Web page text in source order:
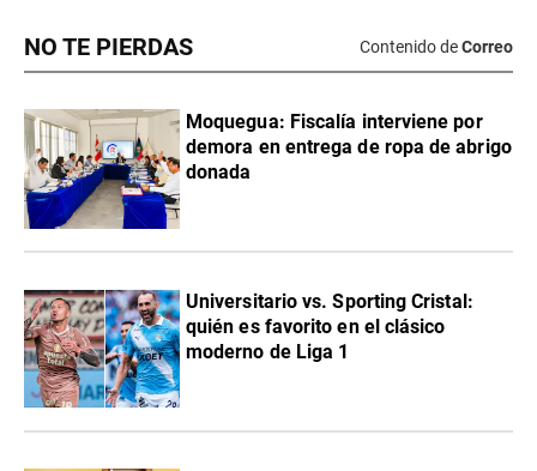
NO TE PIERDAS Contenido deCorreo
Moquegua: Fiscalía interviene por
demora en entrega de ropa de abrigo
donada
Universitario vs. Sporting Cristal:
quién es favorito en el clásico
moderno de Liga 1